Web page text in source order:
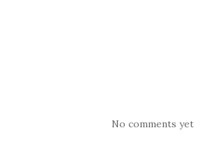
No comments yet